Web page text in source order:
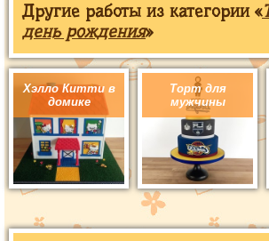
Другие работы из категории «
день рождения»
Хэлло Китти в
домике
Торт для
мужчины